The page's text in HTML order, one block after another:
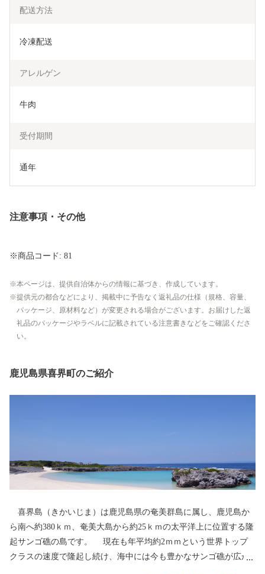
配送方法
冷凍配送
アレルゲン
牛肉
受付期間
通年
注意事項・その他
※商品コード: 81
本ページは、提供自治体からの情報に基づき、作成しています。
提供元の都合などにより、掲載中に予告なく返礼品の仕様（規格、容量、
パッケージ、原材料など）が変更される場合がございます。お届けした返
礼品のパッケージやラベルに記載されている注意書きなどをご確認くださ
い。
鹿児島県喜界町のご紹介
喜界島（きかいじま）は鹿児島県の奄美群島に属し、鹿児島か
ら南へ約380ｋｍ、奄美大島から約25ｋｍの太平洋上に位置する隆
起サンゴ礁の島です。 現在も年平均約2ｍｍという世界トップ
クラスの速度で隆起し続け、海中には今も豊かなサンゴ礁が広が